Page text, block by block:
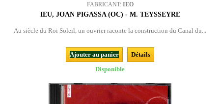
FABRICANT: IEO
IEU, JOAN PIGASSA (OC) - M. TEYSSEYRE
Au siècle du Roi Soleil, un ouvrier raconte la construction du Canal du...
Ajouter au panier
Détails
Disponible